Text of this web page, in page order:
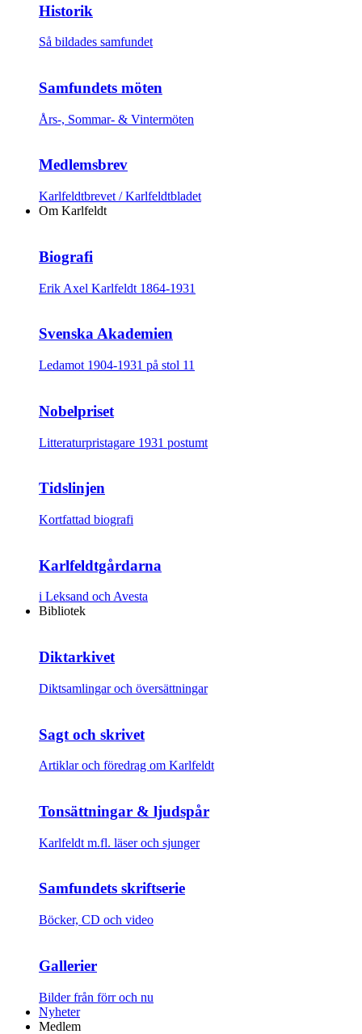
Historik
Så bildades samfundet
Samfundets möten
Års-, Sommar- & Vintermöten
Medlemsbrev
Karlfeldtbrevet / Karlfeldtbladet
Om Karlfeldt
Biografi
Erik Axel Karlfeldt 1864-1931
Svenska Akademien
Ledamot 1904-1931 på stol 11
Nobelpriset
Litteraturpristagare 1931 postumt
Tidslinjen
Kortfattad biografi
Karlfeldtgårdarna
i Leksand och Avesta
Bibliotek
Diktarkivet
Diktsamlingar och översättningar
Sagt och skrivet
Artiklar och föredrag om Karlfeldt
Tonsättningar & ljudspår
Karlfeldt m.fl. läser och sjunger
Samfundets skriftserie
Böcker, CD och video
Gallerier
Bilder från förr och nu
Nyheter
Medlem